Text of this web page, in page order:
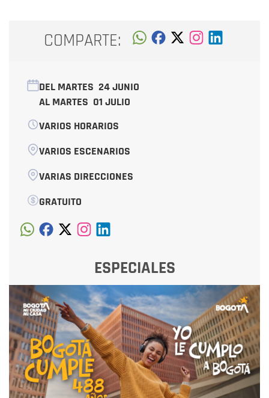
COMPARTE:
DEL MARTES 24 JUNIO
AL MARTES 01 JULIO
VARIOS HORARIOS
VARIOS ESCENARIOS
VARIAS DIRECCIONES
GRATUITO
ESPECIALES